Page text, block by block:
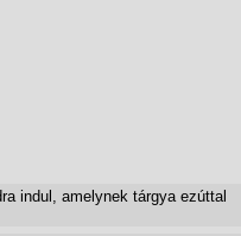
indul, amelynek tárgya ezúttal